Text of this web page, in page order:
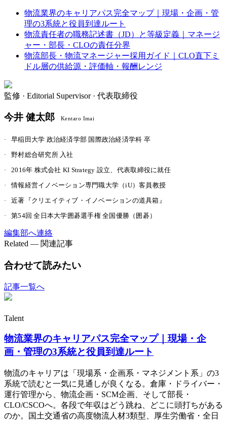
物流業界のキャリアパス完全マップ｜現場・企画・管
理の3系統と役員到達ルート
物流責任者の職務記述書（JD）と等級定義｜マネージ
ャー・部長・CLOの責任分界
物流部長・物流マネージャー採用ガイド｜CLO直下ミ
ドル層の供給源・評価軸・報酬レンジ
監修 · Editorial Supervisor · 代表取締役
今井 健太郎 Kentaro Imai
·
早稲田大学 政治経済学部 国際政治経済学科 卒
·
野村総合研究所 入社
·
2016年 株式会社 KI Strategy 設立、代表取締役に就任
·
情報経営イノベーション専門職大学（iU）客員教授
·
近著『クリエイティブ・イノベーションの道具箱』
·
第54回 全日本大学囲碁選手権 全国優勝（囲碁）
編集部へ連絡
Related — 関連記事
合わせて読みたい
記事一覧へ
Talent
物流業界のキャリアパス完全マップ｜現場・企
画・管理の3系統と役員到達ルート
物流のキャリアは「現場系・企画系・マネジメント系」の3
系統で読むと一気に見通しが良くなる。倉庫・ドライバー・
運行管理から、物流企画・SCM企画、そして部長・
CLO/CSCOへ。各段で年収はどう跳ね、どこに頭打ちがある
のか。国土交通省の高度物流人材3類型、厚生労働省・全日